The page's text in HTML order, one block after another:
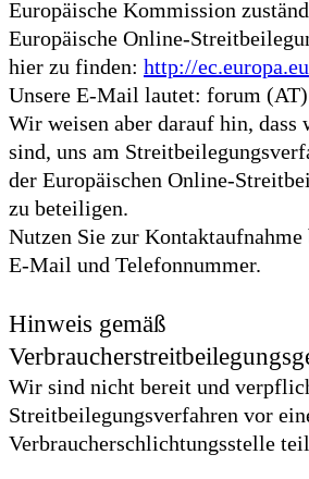
Europäische Kommission
Europäische Online-
hier zu finden: http://ec.europa.eu
Unsere E-Mail lautet: forum
Wir weisen aber darauf hin,
sind, uns am
der Europäischen Online-
zu beteiligen.
Nutzen Sie zur
E-Mail und Telefonnummer.
Hinweis gemäß
Wir sind nicht bereit und
Streitbeilegungsverfahren vor
Verbraucherschlichtungsstelle